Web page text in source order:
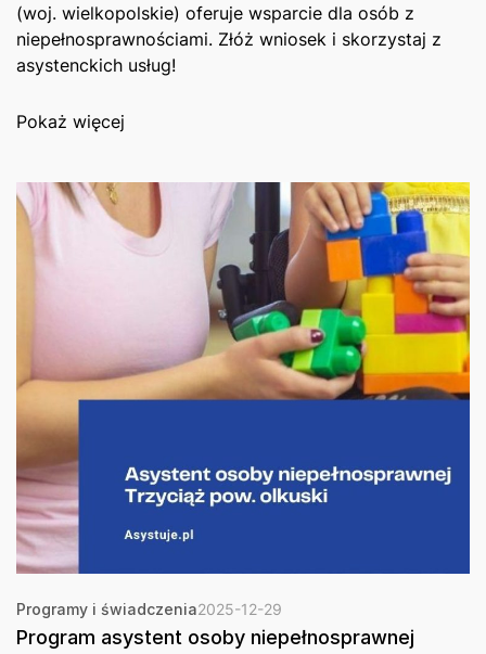
(woj. wielkopolskie) oferuje wsparcie dla osób z
niepełnosprawnościami. Złóż wniosek i skorzystaj z
asystenckich usług!
Pokaż więcej
Programy i świadczenia2025-12-29
Program asystent osoby niepełnosprawnej